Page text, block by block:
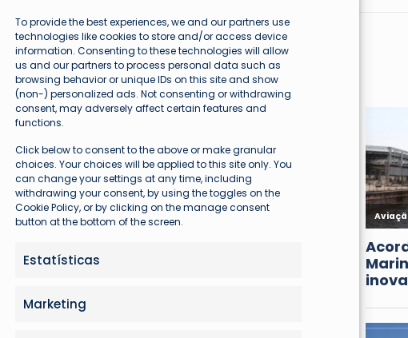
To provide the best experiences, we and our partners use
technologies like cookies to store and/or access device
information. Consenting to these technologies will allow
us and our partners to process personal data such as
browsing behavior or unique IDs on this site and show
(non-) personalized ads. Not consenting or withdrawing
consent, may adversely affect certain features and
functions.
Click below to consent to the above or make granular
choices. Your choices will be applied to this site only. You
can change your settings at any time, including
withdrawing your consent, by using the toggles on the
Cookie Policy, or by clicking on the manage consent
button at the bottom of the screen.
Estatísticas
Marketing